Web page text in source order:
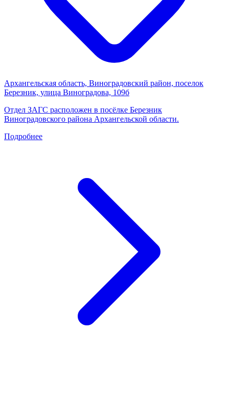
Архангельская область, Виноградовский район, поселок
Березник, улица Виноградова, 109б
Отдел ЗАГС расположен в посёлке Березник
Виноградовского района Архангельской области.
Подробнее